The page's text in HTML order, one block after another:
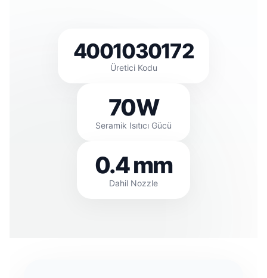
4001030172
Üretici Kodu
70W
Seramik Isıtıcı Gücü
0.4 mm
Dahil Nozzle